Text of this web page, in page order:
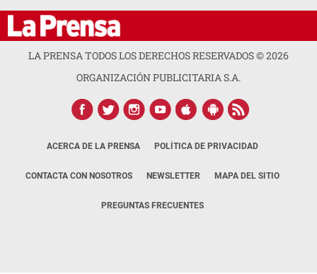
LA PRENSA TODOS LOS DERECHOS RESERVADOS ©2026
ORGANIZACIÓN PUBLICITARIA S.A.
ACERCA DE LA PRENSA POLÍTICA DE PRIVACIDAD
CONTACTA CON NOSOTROS NEWSLETTER MAPA DEL SITIO
PREGUNTAS FRECUENTES